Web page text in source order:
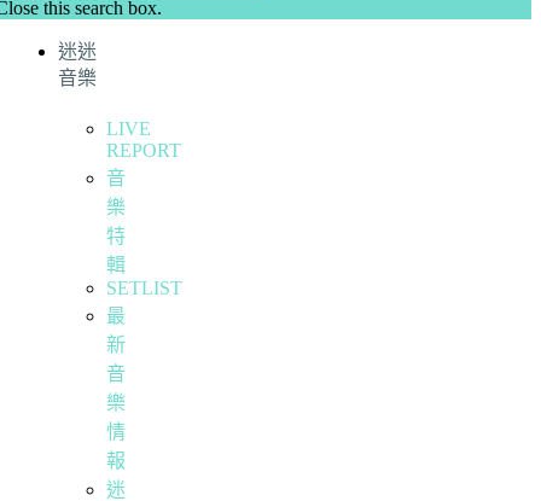
this search box.
迷迷
音樂
LIVE
REPORT
音
樂
特
輯
SETLIST
最
新
音
樂
情
報
迷